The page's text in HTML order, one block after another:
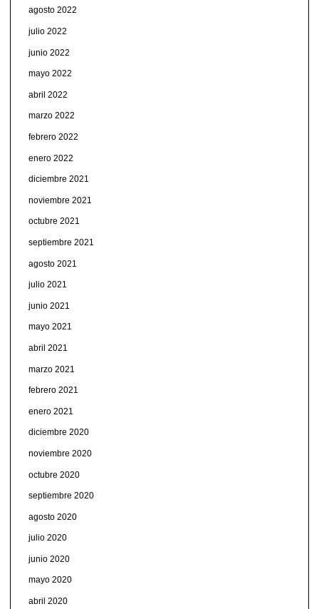
agosto 2022
julio 2022
junio 2022
mayo 2022
abril 2022
marzo 2022
febrero 2022
enero 2022
diciembre 2021
noviembre 2021
octubre 2021
septiembre 2021
agosto 2021
julio 2021
junio 2021
mayo 2021
abril 2021
marzo 2021
febrero 2021
enero 2021
diciembre 2020
noviembre 2020
octubre 2020
septiembre 2020
agosto 2020
julio 2020
junio 2020
mayo 2020
abril 2020